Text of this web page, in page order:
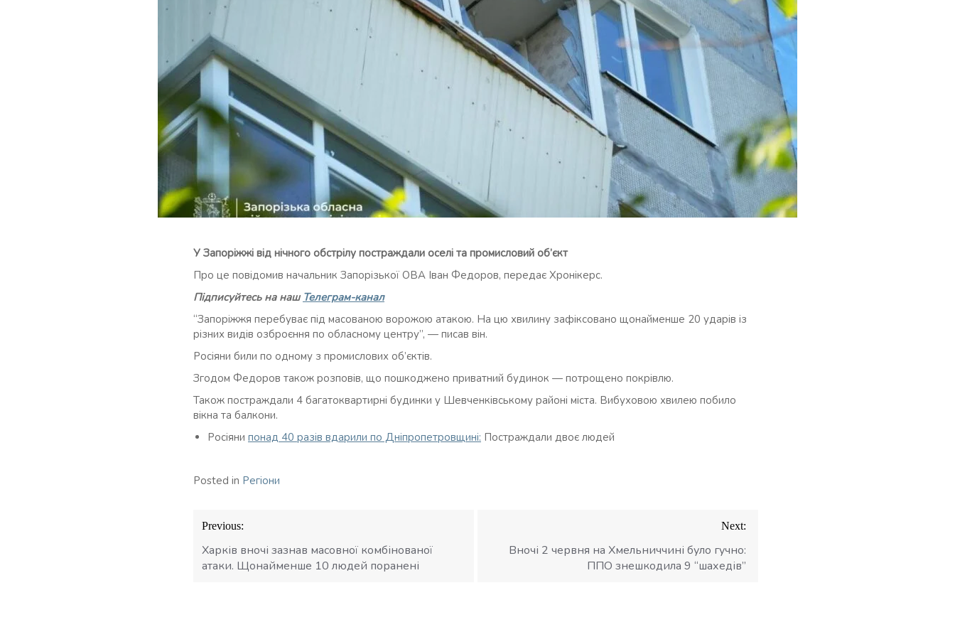
У Запоріжжі від нічного обстрілу постраждали оселі та промисловий об’єкт
Про це повідомив начальник Запорізької ОВА Іван Федоров, передає Хронікерс.
Підписуйтесь на наш Телеграм-канал
“Запоріжжя перебуває під масованою ворожою атакою. На цю хвилину зафіксовано щонайменше 20 ударів із
різних видів озброєння по обласному центру”, — писав він.
Росіяни били по одному з промислових об’єктів.
Згодом Федоров також розповів, що пошкоджено приватний будинок — потрощено покрівлю.
Також постраждали 4 багатоквартирні будинки у Шевченківському районі міста. Вибуховою хвилею побило
вікна та балкони.
Росіяни понад 40 разів вдарили по Дніпропетровщині: Постраждали двоє людей
Posted in Регіони
Навігація
записів
Previous:
Харків вночі зазнав масовної комбінованої
атаки. Щонайменше 10 людей поранені
Next:
Вночі 2 червня на Хмельниччині було гучно:
ППО знешкодила 9 “шахедів”